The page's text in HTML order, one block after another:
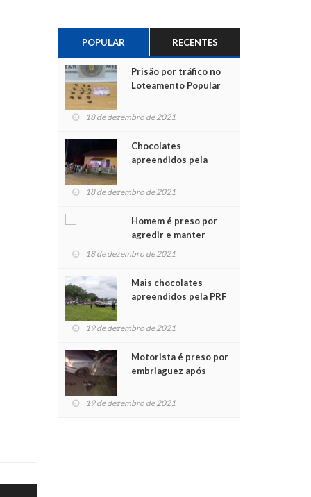
POPULAR RECENTES
Prisão por tráfico no
Loteamento Popular
18 de dezembro de 2021
Chocolates
apreendidos pela
para crianças na
18 de dezembro de 2021
Homem é preso por
agredir e manter
mulher em cárcere
18 de dezembro de 2021
Mais chocolates
apreendidos pela PRF
crianças no Natal
19 de dezembro de 2021
Motorista é preso por
embriaguez após
feridos
19 de dezembro de 2021